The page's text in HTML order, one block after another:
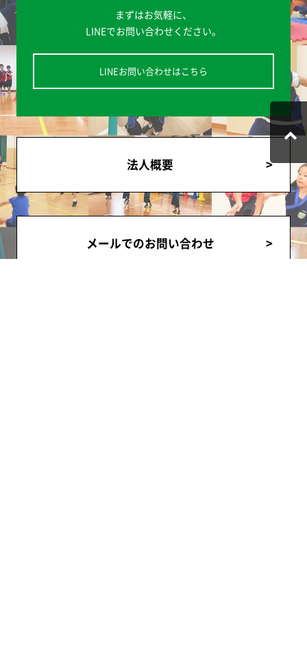
まずはお気軽に、
LINEでお問い合わせください。
LINEお問い合わせはこちら
法人概要
メールでのお問い合わせ